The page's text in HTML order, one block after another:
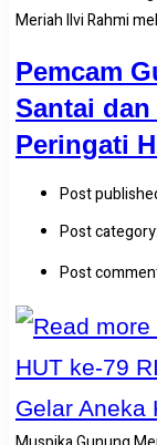
Meriah Ilvi Rahmi
Pemcam
Santai dan
Peringati
Post
Post category:
Post